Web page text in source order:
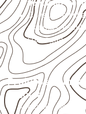
ventilado e
Consulte a
externas,
com água.
Projetos
técnica
Móveis,